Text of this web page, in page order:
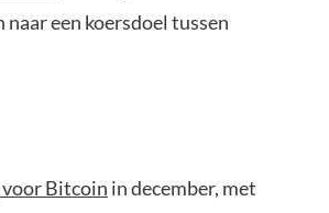
een koersdoel tussen
Bitcoin in december, met